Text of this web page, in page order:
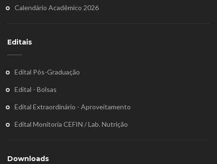
Calendário Acadêmico 2026
Editais
Edital Pós-Graduação
Edital - Bolsas
Edital Extraordinário - Aproveitamento
Edital Monitoria CEFIN / Lab. Nutrição
Downloads